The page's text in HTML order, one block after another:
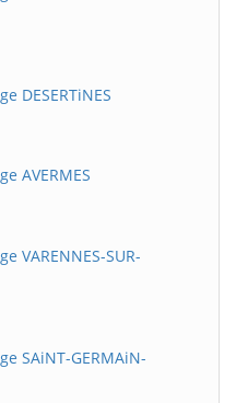
DESERTiNES
AVERMES
VARENNES-SUR-
SAiNT-GERMAiN-